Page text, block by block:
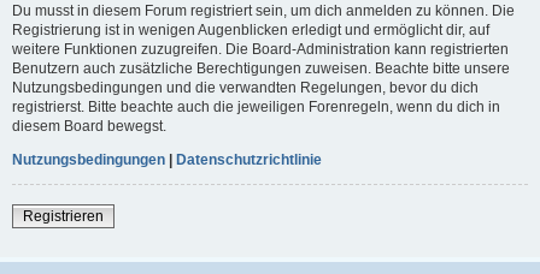
Du musst in diesem Forum registriert sein, um dich anmelden zu können. Die
Registrierung ist in wenigen Augenblicken erledigt und ermöglicht dir, auf
weitere Funktionen zuzugreifen. Die Board-Administration kann registrierten
Benutzern auch zusätzliche Berechtigungen zuweisen. Beachte bitte unsere
Nutzungsbedingungen und die verwandten Regelungen, bevor du dich
registrierst. Bitte beachte auch die jeweiligen Forenregeln, wenn du dich in
diesem Board bewegst.
Nutzungsbedingungen | Datenschutzrichtlinie
Registrieren